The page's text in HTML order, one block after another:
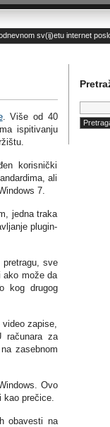
sv(ij)etu internet
. Više od 40
ispitivanju
korisnički
ali
7.
jedna traka
plugin-
pretragu, sve
ako može da
kog drugog
zapise,
računara za
zasebnom
Ovo
kao prečice.
obavesti na